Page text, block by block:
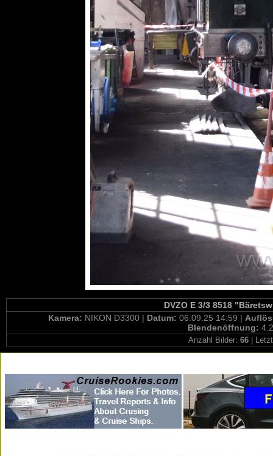
DVZO E 3/3 8518
Kamera: NIKON D3300 | Datum: 06.09.25 14:59 |
Blendenöffnung:
Anzahl Bilder: 66 |